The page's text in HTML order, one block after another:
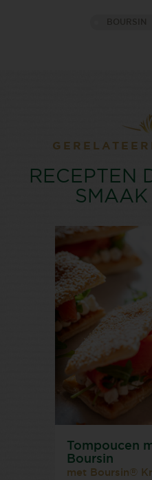
BOURSIN
RECEPTEN
SMAAK
Tompoucen
Boursin
met Boursin®